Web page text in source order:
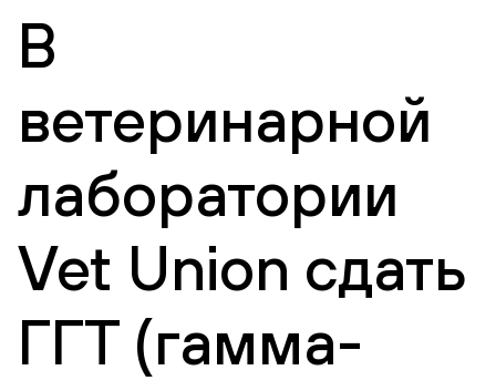
В
ветеринарной
лаборатории
Vet Union сдать
ГГТ (гамма-